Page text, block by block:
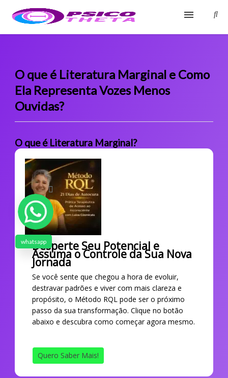
Blog
Glossário
Fale Conosco
O que é Literatura Marginal e Como
Ela Representa Vozes Menos
Ouvidas?
O que é Literatura Marginal?
Desperte Seu Potencial e
Assuma o Controle da Sua Nova
Jornada
Se você sente que chegou a hora de evoluir,
destravar padrões e viver com mais clareza e
propósito, o Método RQL pode ser o próximo
passo da sua transformação. Clique no botão
abaixo e descubra como começar agora mesmo.
Quero Saber Mais!
whatsapp